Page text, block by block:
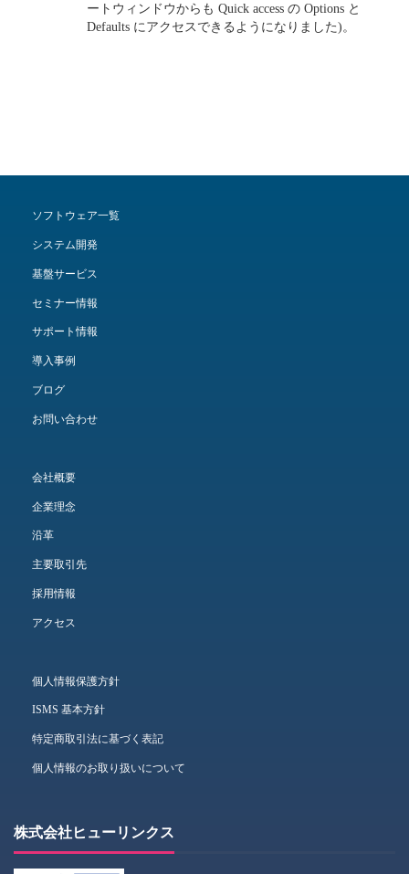
ートウィンドウからも Quick access の Options と
Defaults にアクセスできるようになりました)。
ソフトウェア一覧
システム開発
基盤サービス
セミナー情報
サポート情報
導入事例
ブログ
お問い合わせ
会社概要
企業理念
沿革
主要取引先
採用情報
アクセス
個人情報保護方針
ISMS 基本方針
特定商取引法に基づく表記
個人情報のお取り扱いについて
株式会社ヒューリンクス